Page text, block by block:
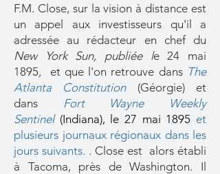
F.M. Close, sur la vision à distance est
un appel aux investisseurs qu'il a
adressée au rédacteur en chef du
New York Sun, publiée le 24 mai
1895, et que l'on retrouve dans The
Atlanta Constitution(Géorgie) et
dans Fort Wayne Weekly
Sentinel (Indiana), le 27 mai 1895 et
plusieurs journaux régionaux dans les
jours suivants. . Close est alors établi
à Tacoma, près de Washington. Il